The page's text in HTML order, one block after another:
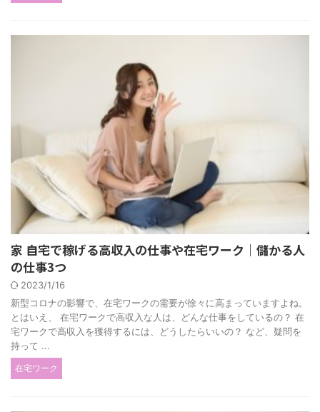
家 自宅で稼げる高収入の仕事や在宅ワーク｜儲かる人
の仕事3つ
2023/1/16
新型コロナの影響で、在宅ワークの需要が徐々に高まっていますよね。
とはいえ、 在宅ワークで高収入な人は、どんな仕事をしているの？ 在
宅ワークで高収入を獲得するには、どうしたらいいの？ など、疑問を
持って ...
在宅ワーク